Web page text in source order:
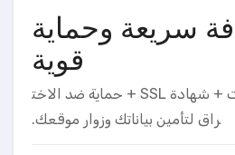
سريعة وحماية
قوية
نوفر أفضل الاستضافات + شهادة SSL + حماية ضد الاخت
راق لتأمين بياناتك وزوار موقعك.